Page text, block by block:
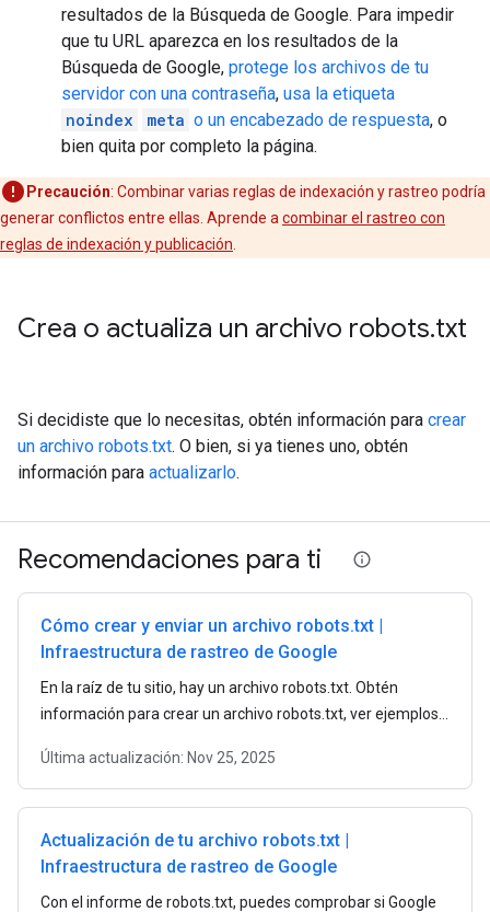
resultados de la Búsqueda de Google. Para impedir
que tu URL aparezca en los resultados de la
Búsqueda de Google, protege los archivos de tu
servidor con una contraseña, usa la etiqueta
noindex
meta o un encabezado de respuesta, o
bien quita por completo la página.
Precaución: Combinar varias reglas de indexación y rastreo podría
generar conflictos entre ellas. Aprende a combinar el rastreo con
reglas de indexación y publicación
Crea o actualiza un archivo robots.txt
Si decidiste que lo necesitas, obtén información para crear
un archivo robots.txt. O bien, si ya tienes uno, obtén
información para actualizarlo.
Recomendaciones para ti
Cómo crear y enviar un archivo robots.txt |
Infraestructura de rastreo de Google
En la raíz de tu sitio, hay un archivo robots.txt. Obtén
información para crear un archivo robots.txt, ver ejemplos y
Última actualización: Nov 25, 2025
Actualización de tu archivo robots.txt |
Infraestructura de rastreo de Google
Con el informe de robots.txt, puedes comprobar si Google